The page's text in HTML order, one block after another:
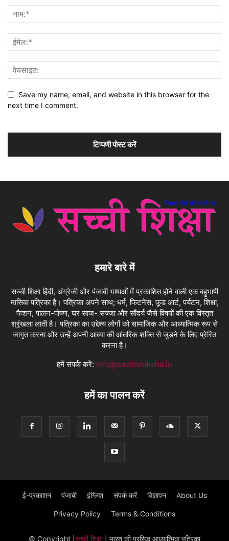
Save my name, email, and website in this browser for the
next time I comment.
हमारे बारे में
सच्ची शिक्षा हिंदी, अंग्रेजी और पंजाबी भाषाओं में प्रकाशित होने वाली एक बहुभाषी
मासिक पत्रिका है। पत्रिका अपने साथ; धर्म, फिटनेस, फ़ूड आर्ट, पर्यटन, शिक्षा,
फैशन, पालन-पोषण, घर साज- सज्जा और सौंदर्य जैसे विषयों की एक विस्तृत
श्रृंखला लाती है। पत्रिका का उद्देश्य लोगों को सामाजिक और आध्यात्मिक रूप से
जागृत करना और उन्हें अपनी आत्मा की आंतरिक शक्ति से जुड़ने के लिए प्रेरित
करना है।
हमें संपर्क करें: info@sachishiksha.in
हमें का पालन करें
ई-प्रकाशन पंजाबी इंग्लिश संपर्क करें विज्ञापन About Us
Privacy Policy Terms & Conditions
© Copyright सच्ची शिक्षा| भारत की प्रसिद्ध आध्यात्मिक पत्रिका